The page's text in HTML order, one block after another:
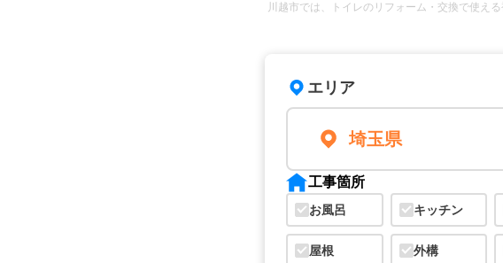
川越市では、トイレのリフォーム・交換で使え
エリア
埼玉県
工事箇所
お風呂 キッチン
屋根 外構